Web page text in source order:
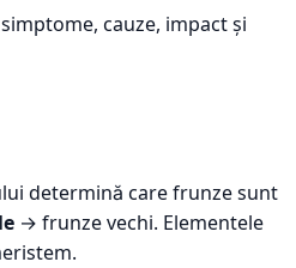
cauze, impact și
determină care frunze sunt
→ frunze vechi. Elementele